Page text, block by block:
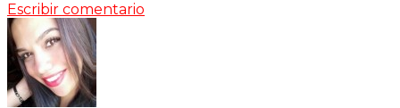
Escribir comentario